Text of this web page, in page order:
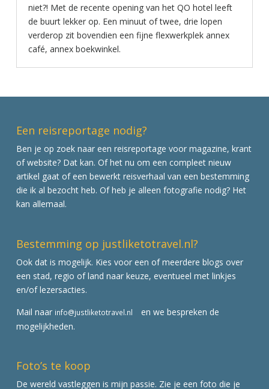
niet?! Met de recente opening van het QO hotel leeft
de buurt lekker op. Een minuut of twee, drie lopen
verderop zit bovendien een fijne flexwerkplek annex
café, annex boekwinkel.
Een reisreportage nodig?
Ben je op zoek naar een reisreportage voor magazine, krant
of website? Dat kan. Of het nu om een compleet nieuw
artikel gaat of een bewerkt reisverhaal van een bestemming
die ik al bezocht heb. Of heb je alleen fotografie nodig? Het
kan allemaal.
Bestemming op justliketotravel.nl?
Ook dat is mogelijk. Kies voor een of meerdere blogs over
een stad, regio of land naar keuze, eventueel met linkjes
en/of lezersacties.
Mail naar info@justliketotravel.nl
en we bespreken de
mogelijkheden.
Foto’s te koop
De wereld vastleggen is mijn passie. Zie je een foto die je